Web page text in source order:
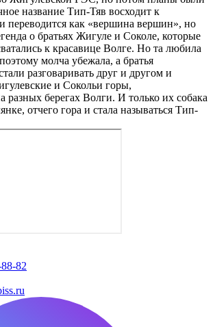
название Тип-Тяв восходит к
переводится как «вершина вершин», но
о братьях Жигуле и Соколе, которые
к красавице Волге. Но та любила
молча убежала, а братья
разговаривать друг и другом и
и Сокольи горы,
берегах Волги. И только их собака
отчего гора и стала называться Тип-
82